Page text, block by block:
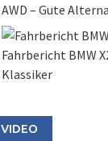
AWD – Gute
Fahrbericht BMW
Klassiker
VIDEO